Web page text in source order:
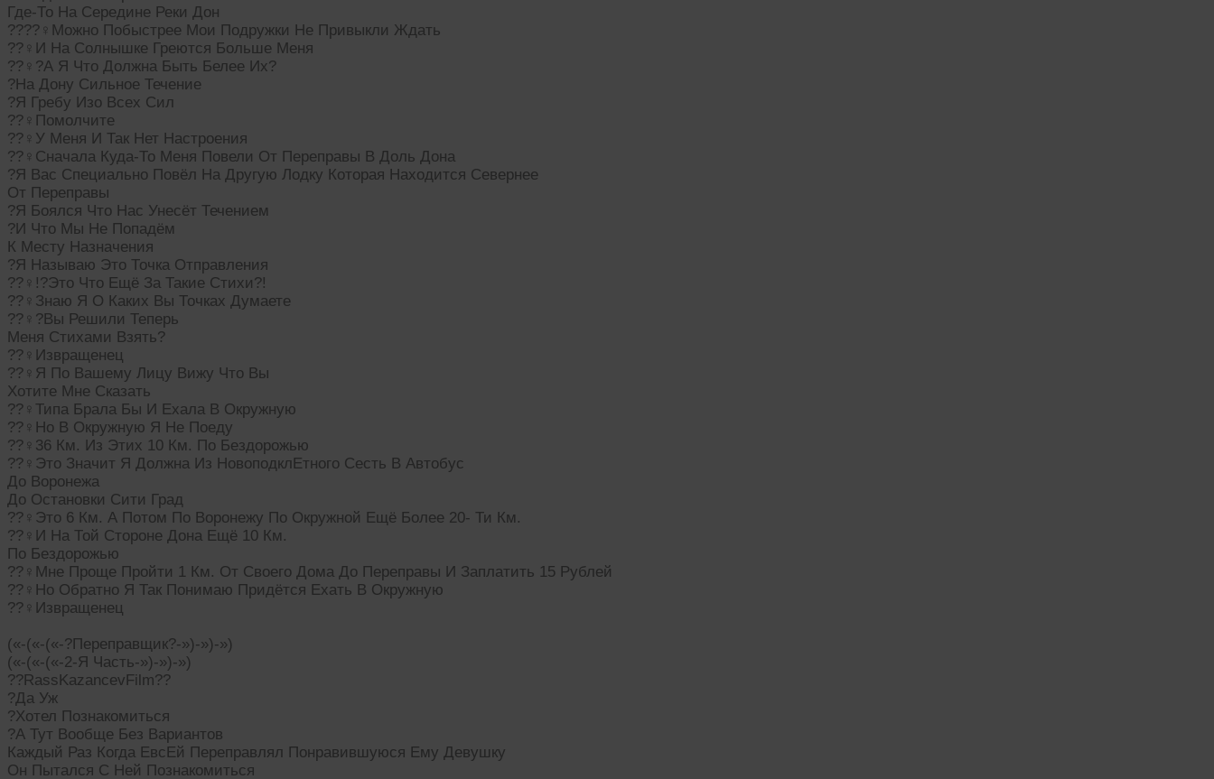
Где-То На Середине Реки Дон
????‍♀Можно Побыстрее Мои Подружки Не Привыкли Ждать
??‍♀И На Солнышке Греются Больше Меня
??‍♀?А Я Что Должна Быть Белее Их?
?На Дону Сильное Течение
?Я Гребу Изо Всех Сил
??‍♀Помолчите
??‍♀У Меня И Так Нет Настроения
??‍♀Сначала Куда-То Меня Повели От Переправы В Доль Дона
?Я Вас Специально Повёл На Другую Лодку Которая Находится Севернее
От Переправы
?Я Боялся Что Нас Унесёт Течением
?И Что Мы Не Попадём
К Месту Назначения
?Я Называю Это Точка Отправления
??‍♀!?Это Что Ещё За Такие Стихи?!
??‍♀Знаю Я О Каких Вы Точках Думаете
??‍♀?Вы Решили Теперь
Меня Стихами Взять?
??‍♀Извращенец
??‍♀Я По Вашему Лицу Вижу Что Вы
Хотите Мне Сказать
??‍♀Типа Брала Бы И Ехала В Окружную
??‍♀Но В Окружную Я Не Поеду
??‍♀36 Км. Из Этих 10 Км. По Бездорожью
??‍♀Это Значит Я Должна Из НовоподклЕтного Сесть В Автобус
До Воронежа
До Остановки Сити Град
??‍♀Это 6 Км. А Потом По Воронежу По Окружной Ещё Более 20- Ти Км.
??‍♀И На Той Стороне Дона Ещё 10 Км.
По Бездорожью
??‍♀Мне Проще Пройти 1 Км. От Своего Дома До Переправы И Заплатить 15 Рублей
??‍♀Но Обратно Я Так Понимаю Придётся Ехать В Окружную
??‍♀Извращенец
(«-(«-(«-?Переправщик?-»)-»)-»)
(«-(«-(«-2-Я Часть-»)-»)-»)
??RassKazancevFilm??
?Да Уж
?Хотел Познакомиться
?А Тут Вообще Без Вариантов
Каждый Раз Когда ЕвсЕй Переправлял Понравившуюся Ему Девушку
Он Пытался С Ней Познакомиться